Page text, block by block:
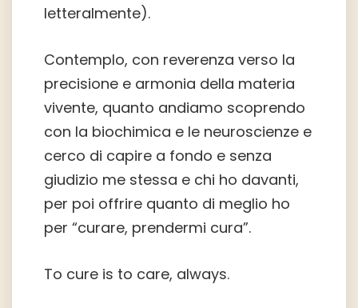
letteralmente).
Contemplo, con reverenza verso la
precisione e armonia della materia
vivente, quanto andiamo scoprendo
con la biochimica e le neuroscienze e
cerco di capire a fondo e senza
giudizio me stessa e chi ho davanti,
per poi offrire quanto di meglio ho
per “curare, prendermi cura”.
To cure is to care, always.